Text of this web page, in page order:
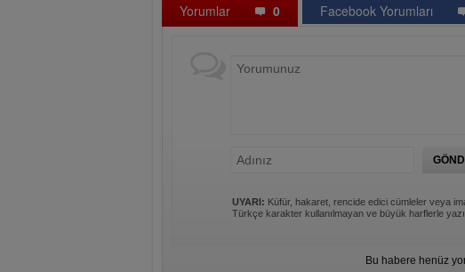
Yorumlar 0 Facebook Yorumları
UYARI: Küfür, hakaret, rencide edici cümleler veya
Türkçe karakter kullanılmayan ve büyük harflerle
Bu habere henüz